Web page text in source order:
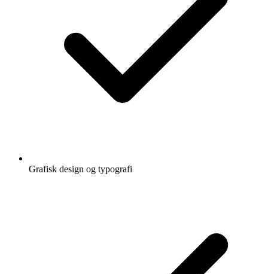
Grafisk design og typografi